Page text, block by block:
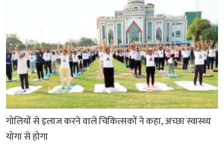
गोलियों से इलाज करने वाले चिकित्सकों ने कहा, अच्छा स्वास्थ्य
योगा से होगा